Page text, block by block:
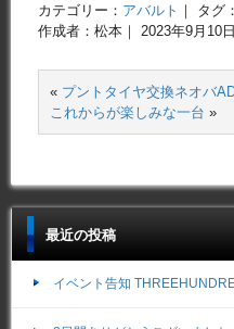
カテゴリー： アバルト ｜ タグ：
作成者：松本｜ 2023年9月10日
« プントタイヤ交換ネオバ
これからが楽しみな一台 »
最近の投稿
イベント告知